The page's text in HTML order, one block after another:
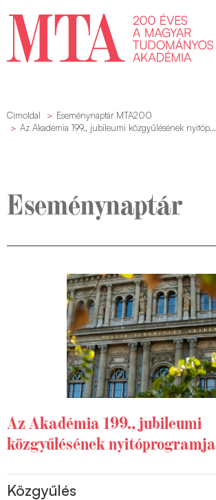
Címoldal
Eseménynaptár MTA200
Az Akadémia 199., jubileumi közgyűlésének nyitóp...
Eseménynaptár
Az Akadémia 199., jubileumi
közgyűlésének nyitóprogramja
Közgyűlés